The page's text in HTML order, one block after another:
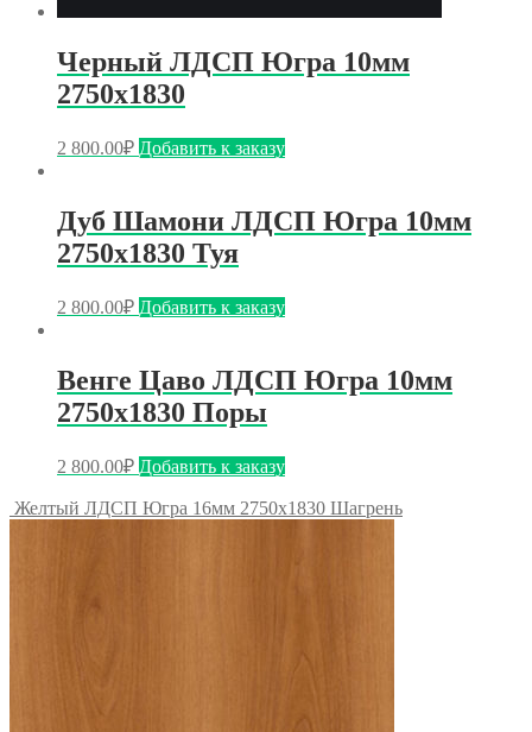
Черный ЛДСП Югра 10мм
2750х1830
2 800.00₽ Добавить к заказу
Дуб Шамони ЛДСП Югра 10мм
2750х1830 Туя
2 800.00₽ Добавить к заказу
Венге Цаво ЛДСП Югра 10мм
2750х1830 Поры
2 800.00₽ Добавить к заказу
Желтый ЛДСП Югра 16мм 2750х1830 Шагрень